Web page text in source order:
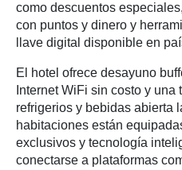
como descuentos
con puntos y dinero y
llave digital disponible en
El hotel ofrece desayuno
Internet WiFi sin costo y
refrigerios y bebidas abierta
habitaciones están
exclusivos y tecnología
conectarse a plataformas